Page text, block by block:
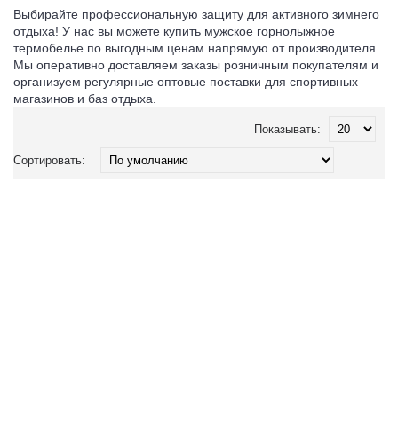
Выбирайте профессиональную защиту для активного зимнего
отдыха! У нас вы можете купить мужское горнолыжное
термобелье по выгодным ценам напрямую от производителя.
Мы оперативно доставляем заказы розничным покупателям и
организуем регулярные оптовые поставки для спортивных
магазинов и баз отдыха.
Показывать:
Сортировать: